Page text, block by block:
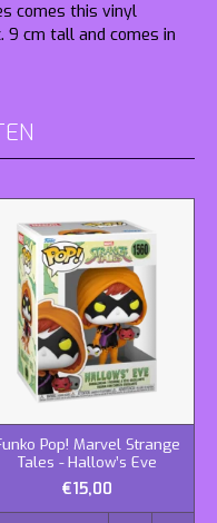
comes this vinyl
9 cm tall and comes in
Pop! Marvel Strange
Tales - Hallow’s Eve
€15,00